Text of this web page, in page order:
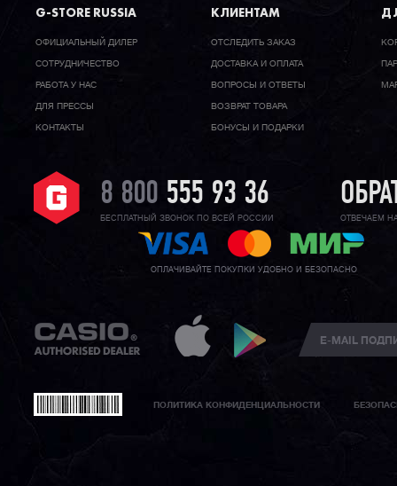
G-STORE RUSSIA
ОФИЦИАЛЬНЫЙ ДИЛЕР
CОТРУДНИЧЕСТВО
РАБОТА У НАС
ДЛЯ ПРЕССЫ
КОНТАКТЫ
КЛИЕНТАМ
ОТСЛЕДИТЬ ЗАКАЗ
ДОСТАВКА И ОПЛАТА
ВОПРОСЫ И ОТВЕТЫ
ВОЗВРАТ ТОВАРА
БОНУСЫ И ПОДАРКИ
8 800 555 93 36
БЕСПЛАТНЫЙ ЗВОНОК ПО ВСЕЙ РОССИИ ОТВЕЧАЕМ
ОПЛАЧИВАЙТЕ ПОКУПКИ УДОБНО И БЕЗОПАСНО
ПОЛИТИКА КОНФИДЕНЦИАЛЬНОСТИ